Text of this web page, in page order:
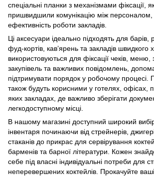
спеціальні планки з механізмами фіксації,
пришвидшили комунікацію між
ефективність роботи закладів.
Ці аксесуари ідеально підходять для барів,
фуд-кортів, кав’ярень та закладів швидкого
використовуються для фіксації чеків, меню,
закупівель та важливих повідомлень,
підтримувати порядок у робочому процесі.
також будуть корисними у готелях, офісах,
яких закладах, де важливо зберігати
легкодоступному місці.
В нашому магазині доступний широкий
інвентаря починаючи від стрейнерів,
стаканів до прикрас для сервірування
барменів та барної літератури. Кожен
себе під власні індивідуальні потреби для
неперевершених коктейлів. Прокачуйте